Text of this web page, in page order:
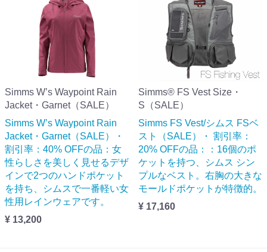
Simms W’s Waypoint Rain
Jacket・Garnet（SALE）
Simms W’s Waypoint Rain
Jacket・Garnet（SALE）・
割引率：40% OFFの品：女
性らしさを美しく見せるデザ
インで2つのハンドポケット
を持ち、シムスで一番軽い女
性用レインウェアです。
¥ 13,200
Simms® FS Vest Size・
S（SALE）
Simms FS Vest/シムス FSベ
スト（SALE）・ 割引率：
20% OFFの品：：16個のポ
ケットを持つ、シムス シン
プルなベスト。右胸の大きな
モールドポケットが特徴的。
¥ 17,160